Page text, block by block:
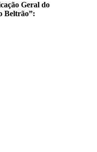
Geral do
Beltrão”: